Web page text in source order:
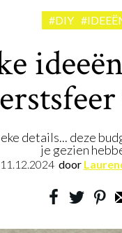
#DIY
details... deze
je gezien
11.12.2024 door